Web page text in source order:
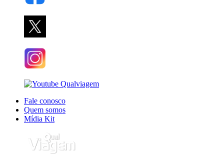
Fale conosco
Quem somos
Mídia Kit